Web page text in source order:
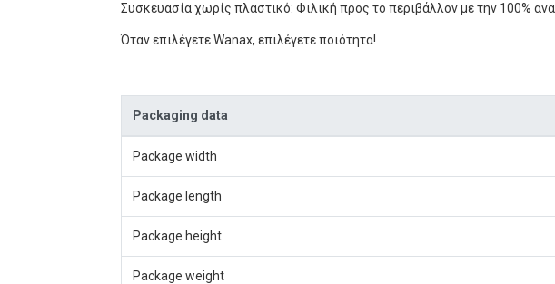
Συσκευασία χωρίς πλαστικό: Φιλική προς το περιβάλλον με την 100%
Όταν επιλέγετε Wanax, επιλέγετε ποιότητα!
Packaging data
Package width
Package length
Package height
Package weight